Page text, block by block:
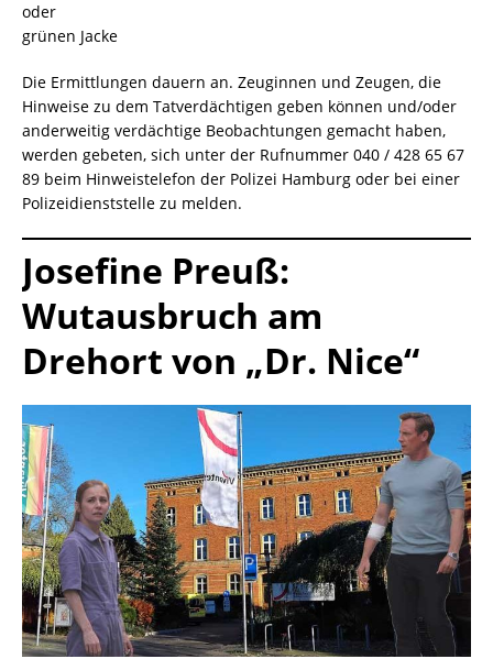
oder
grünen Jacke
Die Ermittlungen dauern an. Zeuginnen und Zeugen, die
Hinweise zu dem Tatverdächtigen geben können und/oder
anderweitig verdächtige Beobachtungen gemacht haben,
werden gebeten, sich unter der Rufnummer 040 / 428 65 67
89 beim Hinweistelefon der Polizei Hamburg oder bei einer
Polizeidienststelle zu melden.
Josefine Preuß:
Wutausbruch am
Drehort von „Dr. Nice“